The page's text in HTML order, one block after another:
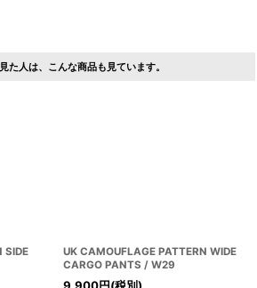
た人は、こんな商品も見ています。
SIDE
UK CAMOUFLAGE PATTERN WIDE
CARGO PANTS / W29
9,900円(税別)